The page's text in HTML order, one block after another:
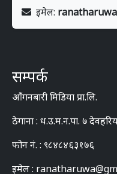
इमेल:
सम्पर्क
आँगनबारी मिडिया प्रा.लि.
ठेगाना : ध.उ.म.न.पा. ७
फोन नं. : ९८४८४६३१७६
इमेल :